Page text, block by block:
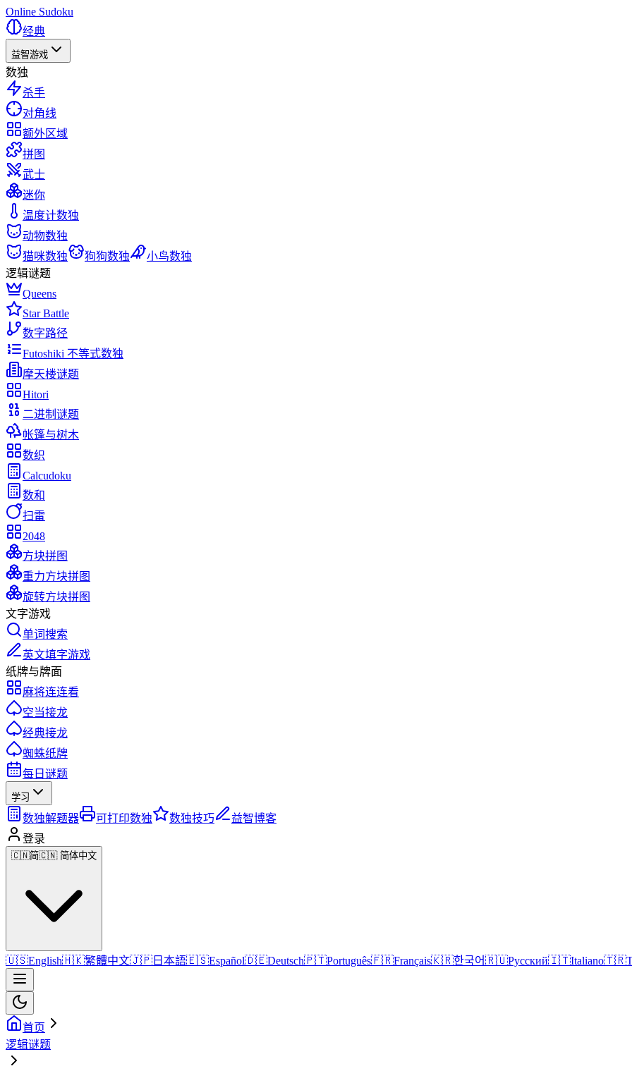
Online Sudoku
经典
益智游戏
数独
杀手
对角线
额外区域
拼图
武士
迷你
温度计数独
动物数独
猫咪数独
狗狗数独
小鸟数独
逻辑谜题
Queens
Star Battle
数字路径
Futoshiki 不等式数独
摩天楼谜题
Hitori
二进制谜题
帐篷与树木
数织
Calcudoku
数和
扫雷
2048
方块拼图
重力方块拼图
旋转方块拼图
文字游戏
单词搜索
英文填字游戏
纸牌与牌面
麻将连连看
空当接龙
经典接龙
蜘蛛纸牌
每日谜题
学习
数独解题器 可打印数独 数独技巧
益智博客
登录
🇨🇳简🇨🇳 简体中文
🇺🇸English🇭🇰繁體中文🇯🇵 日本語🇪🇸Español🇩🇪Deutsch🇵🇹Português🇫🇷Français🇰🇷한국어🇷🇺Русский🇮🇹Italiano🇹🇷
首页
逻辑谜题